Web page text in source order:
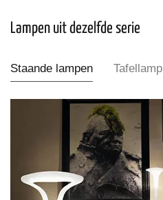
Lampen uit dezelfde serie
Staande lampen Tafellamp